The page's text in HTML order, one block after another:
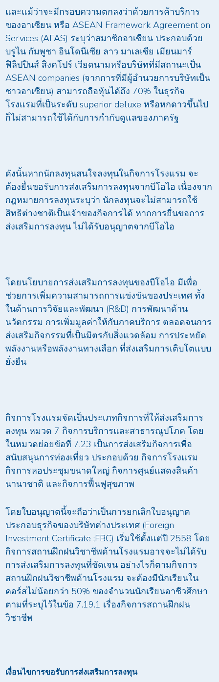
และแม้ว่าจะมีกรอบความตกลงว่าด้วยการค้าบริการ
ของอาเซียน หรือ ASEAN Framework Agreement on
Services (AFAS) ระบุว่าสมาชิกอาเซียน ประกอบด้วย
บรูไน กัมพูชา อินโดนีเซีย ลาว มาเลเซีย เมียนมาร์
ฟิลิปปินส์ สิงคโปร์ เวียดนามหรือบริษัทที่มีสถานะเป็น
ASEAN companies (จากการที่มีผู้อำนวยการบริษัทเป็น
ชาวอาเซียน) สามารถถือหุ้นได้ถึง 70% ในธุรกิจ
โรงแรมที่เป็นระดับ superior deluxe หรือหกดาวขึ้นไป
ก็ไม่สามารถใช้ได้กับการกำกับดูแลของภาครัฐ
ดังนั้นหากนักลงทุนสนใจลงทุนในกิจการโรงแรม จะ
ต้องยื่นขอรับการส่งเสริมการลงทุนจากบีโอไอ เนื่องจาก
กฎหมายการลงทุนระบุว่า นักลงทุนจะไม่สามารถใช้
สิทธิต่างชาติเป็นเจ้าของกิจการได้ หากการยื่นขอการ
ส่งเสริมการลงทุน ไม่ได้รับอนุญาตจากบีโอไอ
โดยนโยบายการส่งเสริมการลงทุนของบีโอไอ มีเพื่อ
ช่วยการเพิ่มความสามารถการแข่งขันของประเทศ ทั้ง
ในด้านการวิจัยและพัฒนา (R&D) การพัฒนาด้าน
นวัตกรรม การเพิ่มมูลค่าให้กับภาคบริการ ตลอดจนการ
ส่งเสริมกิจกรรมที่เป็นมิตรกับสิ่งแวดล้อม การประหยัด
พลังงานหรือพลังงานทางเลือก ที่ส่งเสริมการเติบโตแบบ
ยั่งยืน
กิจการโรงแรมจัดเป็นประเภทกิจการที่ให้ส่งเสริมการ
ลงทุน หมวด 7 กิจการบริการและสาธารณูปโภค โดย
ในหมวดย่อยข้อที่ 7.23 เป็นการส่งเสริมกิจการเพื่อ
สนับสนุนการท่องเที่ยว ประกอบด้วย กิจการโรงแรม
กิจการหอประชุมขนาดใหญ่ กิจการศูนย์แสดงสินค้า
นานาชาติ และกิจการฟื้นฟูสุขภาพ
โดยใบอนุญาตนี้จะถือว่าเป็นการยกเลิกใบอนุญาต
ประกอบธุรกิจของบริษัทต่างประเทศ (Foreign
Investment Certificate ;FBC) เริ่มใช้ตั้งแต่ปี 2558 โดย
กิจการสถานฝึกฝนวิชาชีพด้านโรงแรมอาจจะไม่ได้รับ
การส่งเสริมการลงทุนที่ชัดเจน อย่างไรก็ตามกิจการ
สถานฝึกฝนวิชาชีพด้านโรงแรม จะต้องมีนักเรียนใน
คอร์สไม่น้อยกว่า 50% ของจำนวนนักเรียนอาชีวศึกษา
ตามที่ระบุไว้ในข้อ 7.19.1 เรื่องกิจการสถานฝึกฝน
วิชาชีพ
เงื่อนไขการขอรับการส่งเสริมการลงทุน